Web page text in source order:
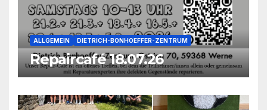
ALLGEMEIN DIETRICH-BONHOEFFER-ZENTRUM
Repaircafé 18.07.26